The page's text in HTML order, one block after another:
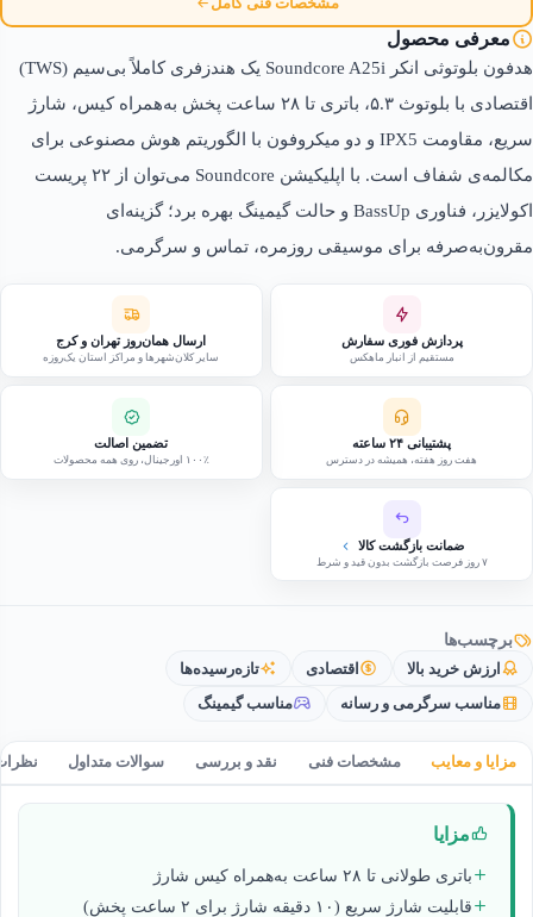
معرفی محصول
هدفون بلوتوثی انکر Soundcore A25i یک هندزفری کاملاً بی‌سیم (TWS)
اقتصادی با بلوتوث ۵.۳، باتری تا ۲۸ ساعت پخش به‌همراه کیس، شارژ
سریع، مقاومت IPX5 و دو میکروفون با الگوریتم هوش مصنوعی برای
مکالمه‌ی شفاف است. با اپلیکیشن Soundcore می‌توان از ۲۲ پریست
اکولایزر، فناوری BassUp و حالت گیمینگ بهره برد؛ گزینه‌ای
مقرون‌به‌صرفه برای موسیقی روزمره، تماس و سرگرمی.
پردازش فوری سفارش
مستقیم از انبار ماهکس
ارسال همان‌روز تهران و کرج
سایر کلان‌شهرها و مراکز استان یک‌روزه
پشتیبانی ۲۴ ساعته
هفت روز هفته، همیشه در دسترس
تضمین اصالت
۱۰۰٪ اورجینال، روی همه محصولات
ضمانت بازگشت کالا
۷ روز فرصت بازگشت بدون قید و شرط
برچسب‌ها
ارزش خرید بالا
اقتصادی
تازه‌رسیده‌ها
مناسب سرگرمی و رسانه
مناسب گیمینگ
مزایا و معایب مشخصات فنی نقد و بررسی سوالات متداول
مزایا
باتری طولانی تا ۲۸ ساعت به‌همراه کیس شارژ
قابلیت شارژ سریع (۱۰ دقیقه شارژ برای ۲ ساعت پخش)